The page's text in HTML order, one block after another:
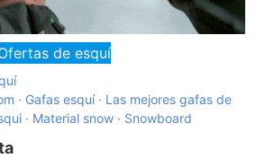
de esquí
Gafas esquí
Las mejores gafas de
Material snow Snowboard